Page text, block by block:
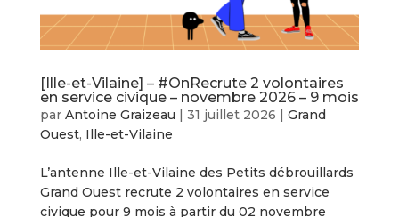
[Ille-et-Vilaine] – #OnRecrute 2 volontaires
en service civique – novembre 2026 – 9 mois
par Antoine Graizeau 31 juillet 2026
Grand
Ouest, Ille-et-Vilaine
L’antenne Ille-et-Vilaine des Petits débrouillards
Grand Ouest recrute 2 volontaires en service
civique pour 9 mois à partir du 02 novembre